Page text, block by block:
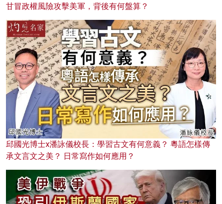
甘冒政權風險攻擊美軍，背後有何盤算？
邱國光博士x潘詠儀校長：學習古文有何意義？ 粵語怎樣傳
承文言文之美？ 日常寫作如何應用？